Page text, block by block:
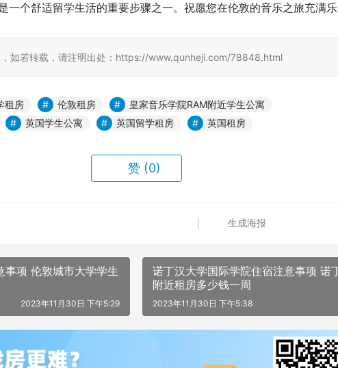
一个舒适留学生活的重要步骤之一。祝愿您在伦敦的音乐之旅充满乐
，如若转载，请注明出处：https://www.qunheji.com/78848.html
租房 伦敦租房
皇家音乐学院RAM附近学生公寓
英国学生公寓 英国留学租房 英国租房
赞 (0)
生成海报
事项 伦敦城市大学学生
2023年11月30日 下午5:29
诺丁汉大学国际学院住宿注意事项 诺
附近租房多少钱一周
2023年11月30日 下午5:38